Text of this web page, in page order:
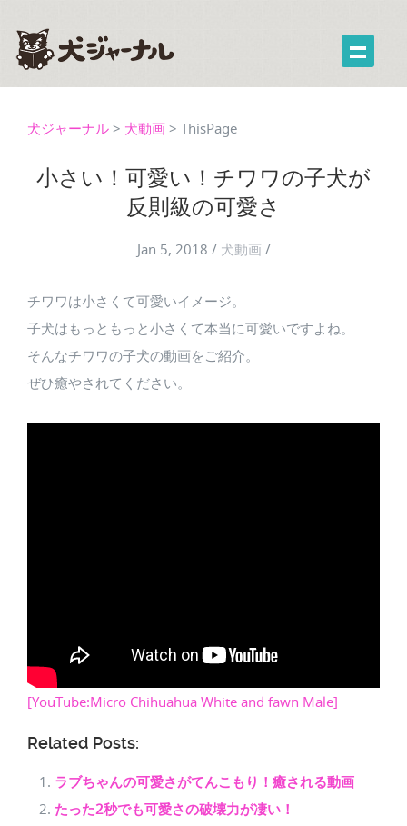
犬ジャーナル > 犬動画 > ThisPage
小さい！可愛い！チワワの子犬が
反則級の可愛さ
Jan 5, 2018 / 犬動画 /
チワワは小さくて可愛いイメージ。
子犬はもっともっと小さくて本当に可愛いですよね。
そんなチワワの子犬の動画をご紹介。
ぜひ癒やされてください。
[YouTube:Micro Chihuahua White and fawn Male]
Related Posts:
ラブちゃんの可愛さがてんこもり！癒される動画
たった2秒でも可愛さの破壊力が凄い！